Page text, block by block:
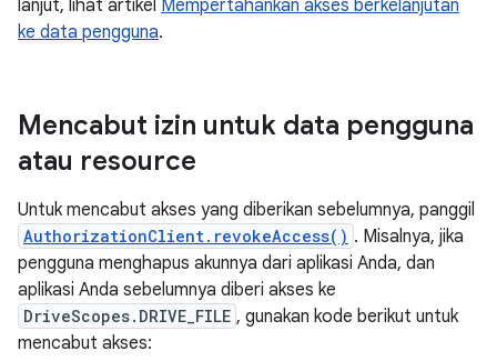
lanjut, lihat artikel Mempertahankan akses berkelanjutan
ke data pengguna.
Mencabut izin untuk data pengguna
atau resource
Untuk mencabut akses yang diberikan sebelumnya, panggil
AuthorizationClient.revokeAccess() . Misalnya, jika
pengguna menghapus akunnya dari aplikasi Anda, dan
aplikasi Anda sebelumnya diberi akses ke
DriveScopes.DRIVE_FILE , gunakan kode berikut untuk
mencabut akses: